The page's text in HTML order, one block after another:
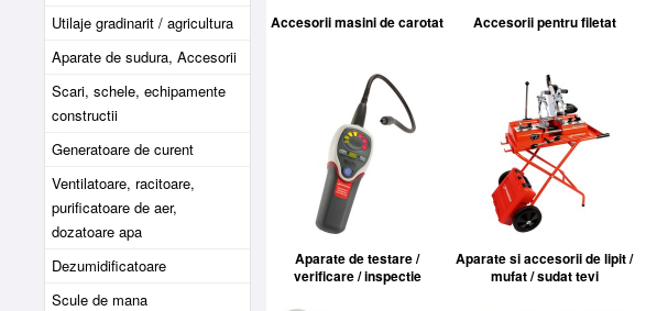
Utilaje gradinarit / agricultura
Aparate de sudura, Accesorii
Scari, schele, echipamente
constructii
Generatoare de curent
Ventilatoare, racitoare,
purificatoare de aer,
dozatoare apa
Dezumidificatoare
Scule de mana
Accesorii masini de carotat Accesorii pentru filetat
Aparate de testare /
verificare / inspectie
Aparate si accesorii de lipit /
mufat / sudat tevi